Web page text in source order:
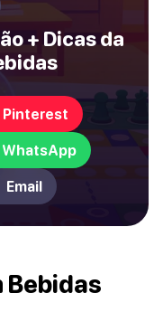
+ Dicas da
Pinterest
WhatsApp
Email
Bebidas